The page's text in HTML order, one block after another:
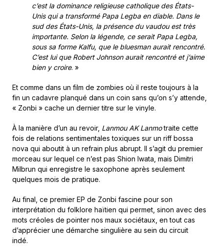
c’est la dominance religieuse catholique des États-
Unis qui a transformé Papa Legba en diable. Dans le
sud des États-Unis, la présence du vaudou est très
importante. Selon la légende, ce serait Papa Legba,
sous sa forme Kalfu, que le bluesman aurait rencontré.
C’est lui que Robert Johnson aurait rencontré et j’aime
bien y croire. »
Et comme dans un film de zombies où il reste toujours à la
fin un cadavre planqué dans un coin sans qu’on s’y attende,
« Zonbi » cache un dernier titre sur le vinyle.
À la manière d’un au revoir, Lanmou AK Lanmotraite cette
fois de relations sentimentales toxiques sur un riff bossa
nova qui aboutit à un refrain plus abrupt. Il s’agit du premier
morceau sur lequel ce n’est pas Shion Iwata, mais Dimitri
Milbrun qui enregistre le saxophone après seulement
quelques mois de pratique.
Au final, ce premier EP de Zonbi fascine pour son
interprétation du folklore haïtien qui permet, sinon avec des
mots créoles de pointer nos maux sociétaux, en tout cas
d’apprécier une démarche singulière au sein du circuit
indé.